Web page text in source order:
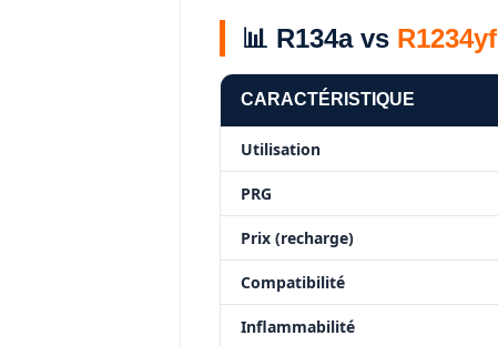
📊 R134a vs R1234yf
CARACTÉRISTIQUE
Utilisation
PRG
Prix (recharge)
Compatibilité
Inflammabilité